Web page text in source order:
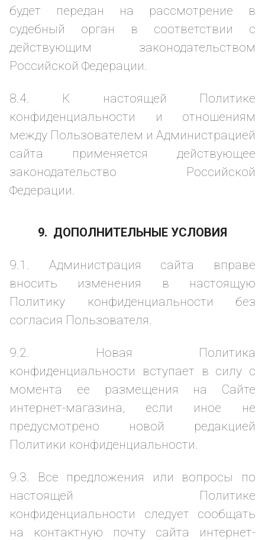
будет передан на рассмотрение в
судебный орган в соответствии с
действующим законодательством
Российской Федерации.
8.4. К настоящей Политике
конфиденциальности и отношениям
между Пользователем и Администрацией
сайта применяется действующее
законодательство Российской
Федерации.
9. ДОПОЛНИТЕЛЬНЫЕ УСЛОВИЯ
9.1. Администрация сайта вправе
вносить изменения в настоящую
Политику конфиденциальности без
согласия Пользователя.
9.2. Новая Политика
конфиденциальности вступает в силу с
момента ее размещения на Сайте
интернет-магазина, если иное не
предусмотрено новой редакцией
Политики конфиденциальности.
9.3. Все предложения или вопросы по
настоящей Политике
конфиденциальности следует сообщать
на контактную почту сайта интернет-